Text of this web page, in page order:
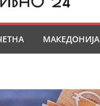
МАКЕДОНИЈА